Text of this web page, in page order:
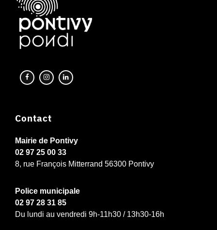
Contact
Mairie de Pontivy
02 97 25 00 33
8, rue François Mitterrand 56300 Pontivy
Police municipale
02 97 28 31 85
Du lundi au vendredi 9h-11h30 / 13h30-16h